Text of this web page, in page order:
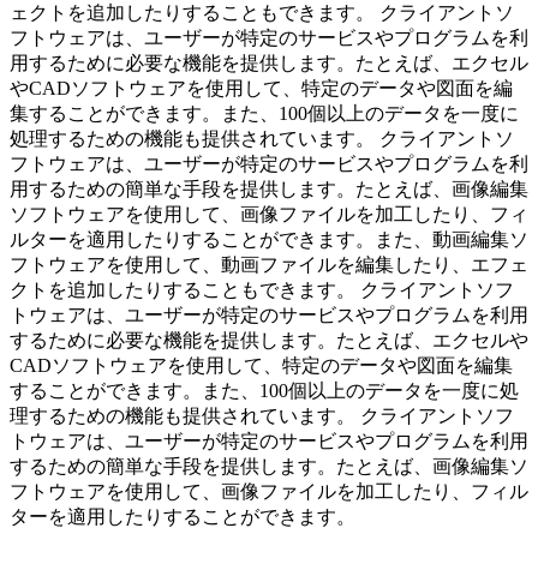
ェクトを追加したりすることもできます。 クライアントソ
フトウェアは、ユーザーが特定のサービスやプログラムを利
用するために必要な機能を提供します。たとえば、エクセル
やCADソフトウェアを使用して、特定のデータや図面を編
集することができます。また、100個以上のデータを一度に
処理するための機能も提供されています。 クライアントソ
フトウェアは、ユーザーが特定のサービスやプログラムを利
用するための簡単な手段を提供します。たとえば、画像編集
ソフトウェアを使用して、画像ファイルを加工したり、フィ
ルターを適用したりすることができます。また、動画編集ソ
フトウェアを使用して、動画ファイルを編集したり、エフェ
クトを追加したりすることもできます。 クライアントソフ
トウェアは、ユーザーが特定のサービスやプログラムを利用
するために必要な機能を提供します。たとえば、エクセルや
CADソフトウェアを使用して、特定のデータや図面を編集
することができます。また、100個以上のデータを一度に処
理するための機能も提供されています。 クライアントソフ
トウェアは、ユーザーが特定のサービスやプログラムを利用
するための簡単な手段を提供します。たとえば、画像編集ソ
フトウェアを使用して、画像ファイルを加工したり、フィル
ターを適用したりすることができます。